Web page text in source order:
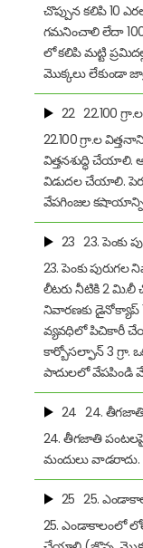
చొప్పున కలిపి 10
గమనించాలి లేదా
లో కలిపి మట్టి
మొక్కలు లేకుండా
22 22.100
22.100 గ్రా.ల
విత్తనశుద్ధి చేయాలి.
విడుదల చేయాలి.
వేపగింజల
23 23. పెంకు
23. పెంకు
లీటరు నీటికి 2
నివారణకు డైనోక్యాప్
వ్యవధిలో పిచికారీ
కార్బోసల్ఫాన్ 3 గ్రా.
పాదులలో వేపపిండి
24 24.
24. తీగజాతి పంటలపై
మందులు
25 25.
25. ఎండాకాలంలో